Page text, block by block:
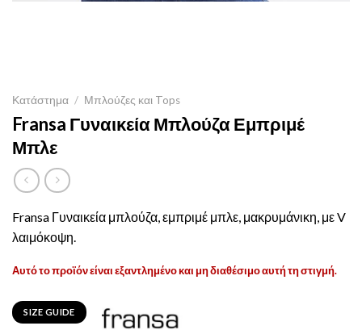
Κατάστημα / Μπλούζες και Tops
Fransa Γυναικεία Μπλούζα Εμπριμέ
Μπλε
Fransa Γυναικεία μπλούζα, εμπριμέ μπλε, μακρυμάνικη, με V
λαιμόκοψη.
Αυτό το προϊόν είναι εξαντλημένο και μη διαθέσιμο αυτή τη στιγμή.
SIZE GUIDE